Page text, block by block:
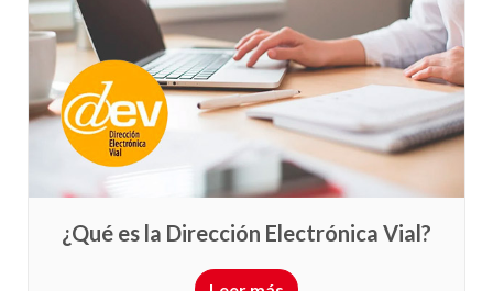
¿Qué es la Dirección Electrónica Vial?